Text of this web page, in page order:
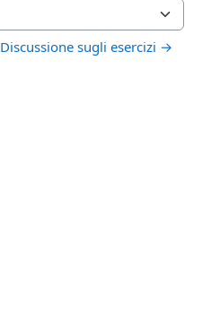
Discussione sugli esercizi →